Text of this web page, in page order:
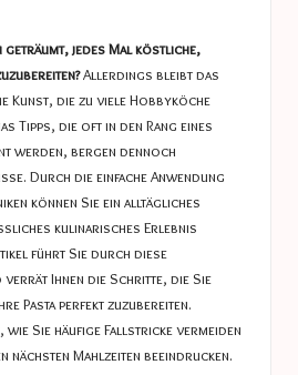
geträumt, jedes Mal köstliche,
Allerdings bleibt das
Kunst, die zu viele Hobbyköche
Tipps, die oft in den Rang eines
werden, bergen dennoch
Durch die einfache Anwendung
können Sie ein alltägliches
kulinarisches Erlebnis
führt Sie durch diese
verrät Ihnen die Schritte, die Sie
Pasta perfekt zuzubereiten.
wie Sie häufige Fallstricke vermeiden
nächsten Mahlzeiten beeindrucken.